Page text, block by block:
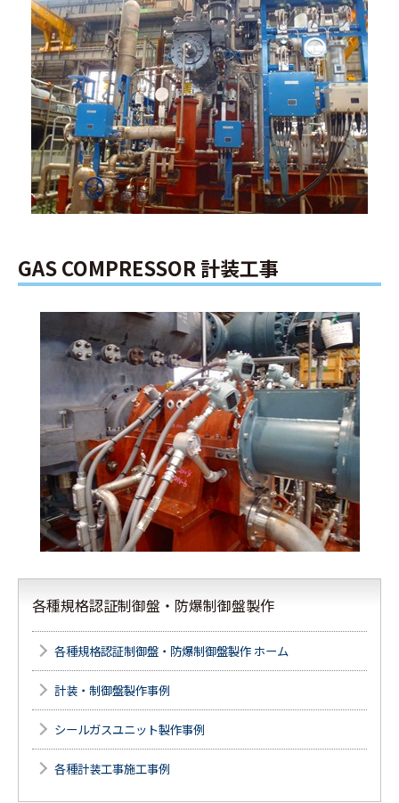
GAS COMPRESSOR 計装工事
各種規格認証制御盤・防爆制御盤製作
各種規格認証制御盤・防爆制御盤製作 ホーム
計装・制御盤製作事例
シールガスユニット製作事例
各種計装工事施工事例